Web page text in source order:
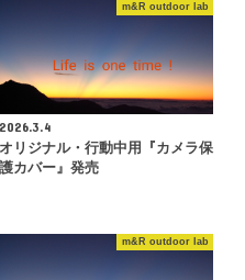
m&R outdoor lab
2026.3.4
オリジナル・行動中用『カメラ保
護カバー』発売
m&R outdoor lab